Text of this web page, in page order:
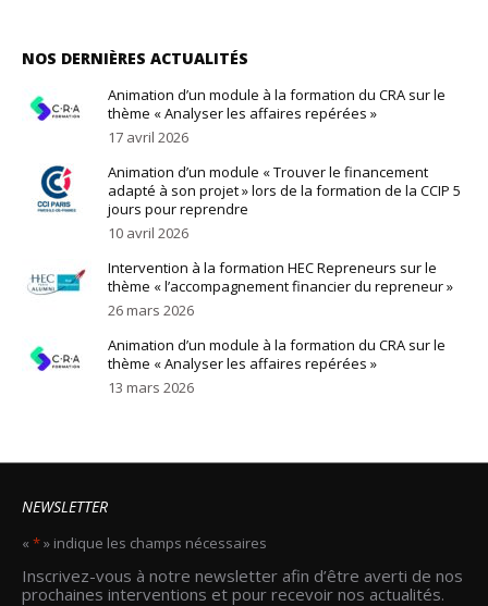
NOS DERNIÈRES ACTUALITÉS
Animation d’un module à la formation du CRA sur le
thème « Analyser les affaires repérées »
17 avril 2026
Animation d’un module « Trouver le financement
adapté à son projet » lors de la formation de la CCIP 5
jours pour reprendre
10 avril 2026
Intervention à la formation HEC Repreneurs sur le
thème « l’accompagnement financier du repreneur »
26 mars 2026
Animation d’un module à la formation du CRA sur le
thème « Analyser les affaires repérées »
13 mars 2026
NEWSLETTER
« *» indique les champs nécessaires
*
Inscrivez-vous à notre newsletter afin d’être averti de nos
prochaines interventions et pour recevoir nos actualités.